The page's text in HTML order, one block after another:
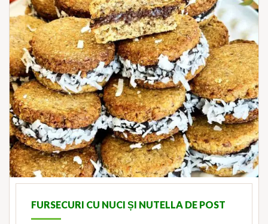
FURSECURI CU NUCI ȘI NUTELLA DE POST